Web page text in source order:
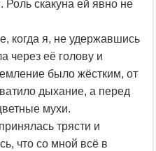
Роль скакуна ей явно не
когда я, не удержавшись
через её голову и
было жёстким, от
дыхание, а перед
мухи.
трясти и
что со мной всё в